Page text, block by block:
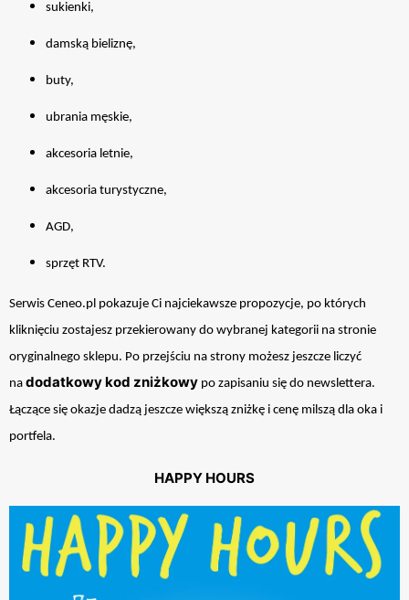
sukienki,
damską bieliznę,
buty,
ubrania męskie,
akcesoria letnie,
akcesoria turystyczne,
AGD,
sprzęt RTV.
Serwis Ceneo.pl pokazuje Ci najciekawsze propozycje, po których
kliknięciu zostajesz przekierowany do wybranej kategorii na stronie
oryginalnego sklepu. Po przejściu na strony możesz jeszcze liczyć
na dodatkowy kod zniżkowy po zapisaniu się do newslettera.
Łączące się okazje dadzą jeszcze większą zniżkę i cenę milszą dla oka i
portfela.
HAPPY HOURS